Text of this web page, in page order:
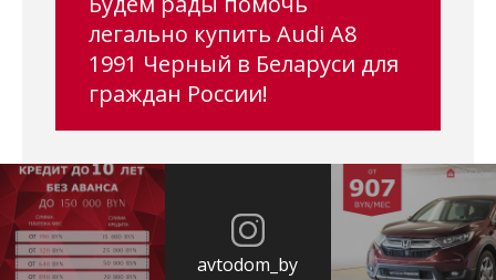
легально купить Audi A8
1991 Черный в Беларуси для
граждан России!
avtodom_by